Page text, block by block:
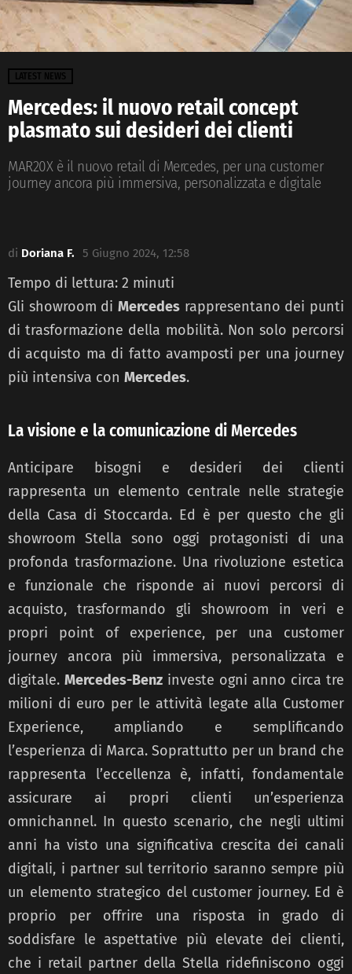
LATEST NEWS
Mercedes: il nuovo retail concept
plasmato sui desideri dei clienti
MAR20X è il nuovo retail di Mercedes, per una customer
journey ancora più immersiva, personalizzata e digitale
di Doriana F. 5 Giugno 2024, 12:58
Tempo di lettura: 2 minuti
Gli showroom di Mercedes rappresentano dei punti
di trasformazione della mobilità. Non solo percorsi
di acquisto ma di fatto avamposti per una journey
più intensiva con Mercedes.
La visione e la comunicazione di Mercedes
Anticipare bisogni e desideri dei clienti
rappresenta un elemento centrale nelle strategie
della Casa di Stoccarda. Ed è per questo che gli
showroom Stella sono oggi protagonisti di una
profonda trasformazione. Una rivoluzione estetica
e funzionale che risponde ai nuovi percorsi di
acquisto, trasformando gli showroom in veri e
propri point of experience, per una customer
journey ancora più immersiva, personalizzata e
digitale. Mercedes-Benz investe ogni anno circa tre
milioni di euro per le attività legate alla Customer
Experience, ampliando e semplificando
l’esperienza di Marca. Soprattutto per un brand che
rappresenta l’eccellenza è, infatti, fondamentale
assicurare ai propri clienti un’esperienza
omnichannel. In questo scenario, che negli ultimi
anni ha visto una significativa crescita dei canali
digitali, i partner sul territorio saranno sempre più
un elemento strategico del customer journey. Ed è
proprio per offrire una risposta in grado di
soddisfare le aspettative più elevate dei clienti,
che i retail partner della Stella ridefiniscono oggi